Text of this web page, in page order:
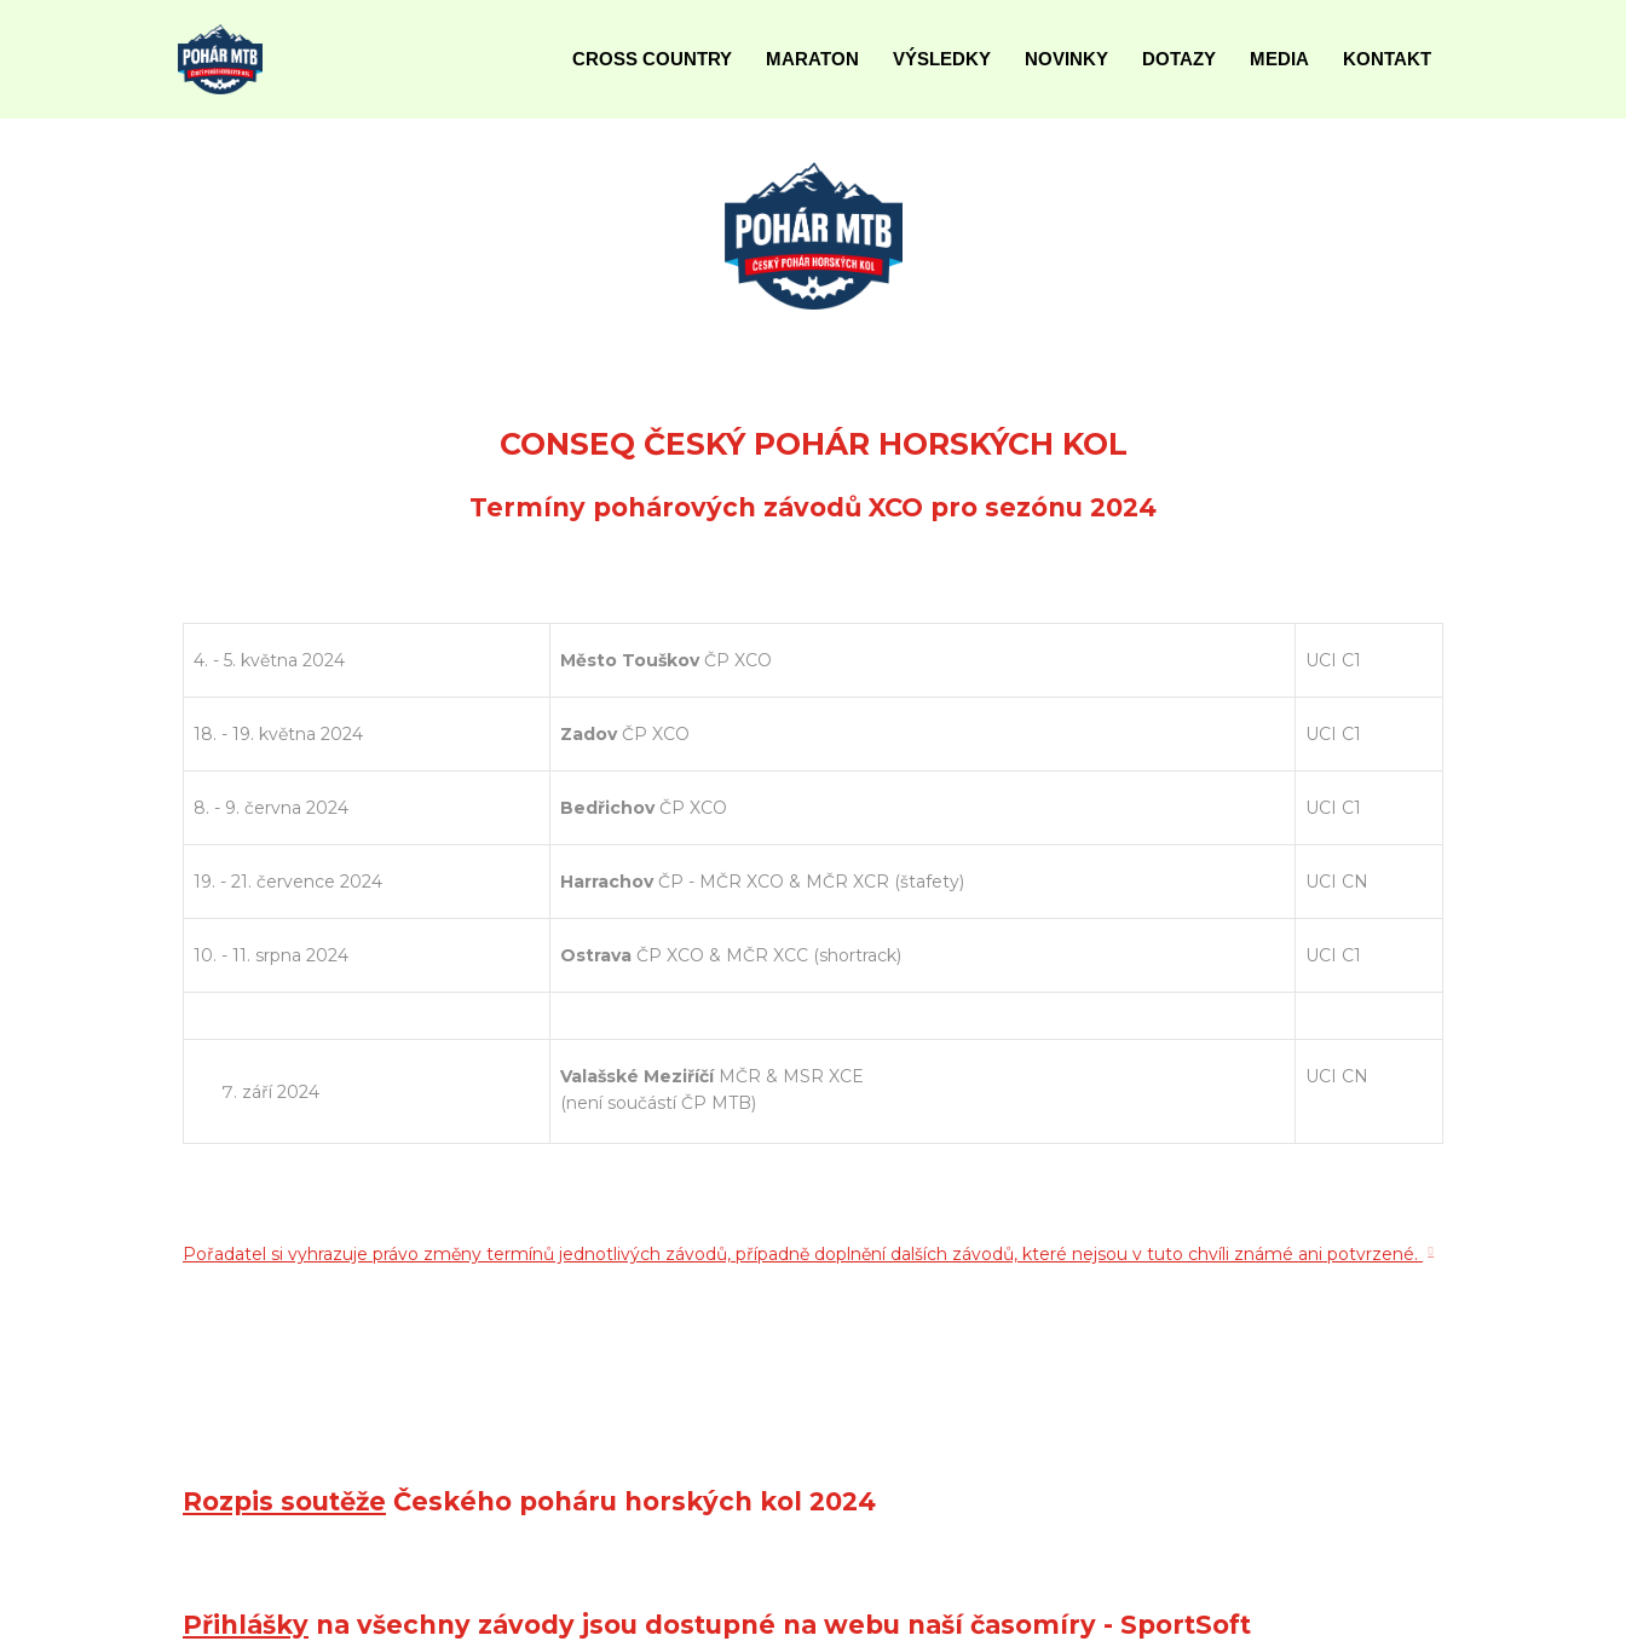
CROSS COUNTRY MARATON VÝSLEDKY NOVINKY DOTAZY MEDIA KONTAKT
CONSEQ ČESKÝ POHÁR HORSKÝCH KOL
Termíny pohárových závodů XCO pro sezónu 2024
4. - 5. května 2024 Město TouškovČP XCO UCI C1
18. - 19. května 2024 ZadovČP XCO UCI C1
8. - 9. června 2024 BedřichovČP XCO UCI C1
19. - 21. července 2024 HarrachovČP - MČR XCO & MČR XCR (štafety) UCI CN
10. - 11. srpna 2024 Ostrava ČP XCO & MČR XCC (shortrack) UCI C1
září 2024
Valašské Meziříčí MČR & MSR XCE
(není součástí ČP MTB)
UCI CN
Pořadatel si vyhrazuje právo změny termínů jednotlivých závodů, případně doplnění dalších závodů, které nejsou v tuto chvíli známé ani potvrzené.
Rozpis soutěže Českého poháru horských kol 2024
Přihlášky na všechny závody jsou dostupné na webu naší časomíry - SportSoft